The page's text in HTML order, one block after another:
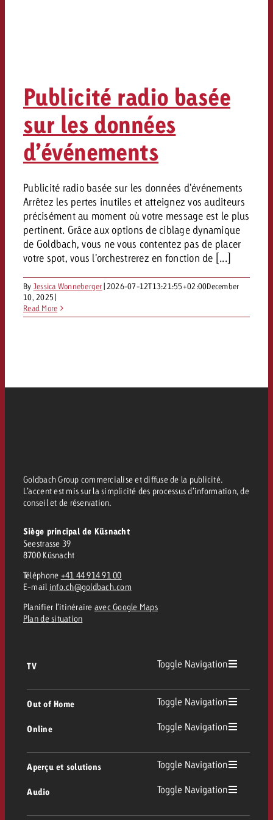
Publicité radio basée
sur les données
d’événements
Publicité radio basée sur les données d'événements
Arrêtez les pertes inutiles et atteignez vos auditeurs
précisément au moment où votre message est le plus
pertinent. Grâce aux options de ciblage dynamique
de Goldbach, vous ne vous contentez pas de placer
votre spot, vous l'orchestrerez en fonction de [...]
By Jessica Wonneberger| 2026-07-12T13:21:55+02:00December
10, 2025|
Read More
Goldbach Group commercialise et diffuse de la publicité.
L’accent est mis sur la simplicité des processus d’information, de
conseil et de réservation.
Siège principal de Küsnacht
Seestrasse 39
8700 Küsnacht
Téléphone +41 44 914 91 00
E-mail info.ch@goldbach.com
Planifier l’itinéraire avec Google Maps
Plan de situation
TV Toggle Navigation
Out of Home Toggle Navigation
Out of Home
Affichage
Digital Out of Home
Online Toggle Navigation
Aperçu et solutions Toggle Navigation
Conseil & Crossmedia
Audio Toggle Navigation